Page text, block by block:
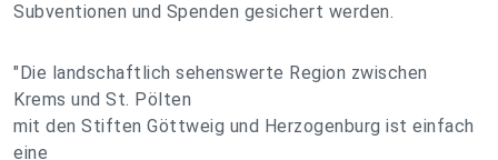
Subventionen und Spenden gesichert werden.
"Die landschaftlich sehenswerte Region zwischen
Krems und St. Pölten
mit den Stiften Göttweig und Herzogenburg ist einfach
eine